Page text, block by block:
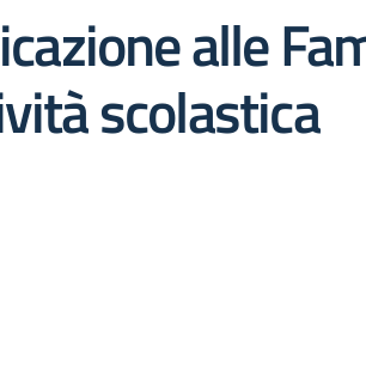
alle
scolastica